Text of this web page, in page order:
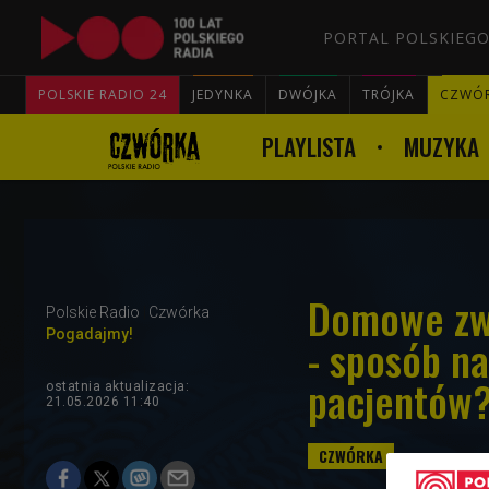
PORTAL
POLSKIE RADIO 24 JEDYNKA DWÓJKA TRÓJKA
PLAYLISTA MUZYKA
Polskie Radio
Czwórka
Pogadajmy!
Domowe
- sposób
ostatnia aktualizacja:
21.05.2026 11:40